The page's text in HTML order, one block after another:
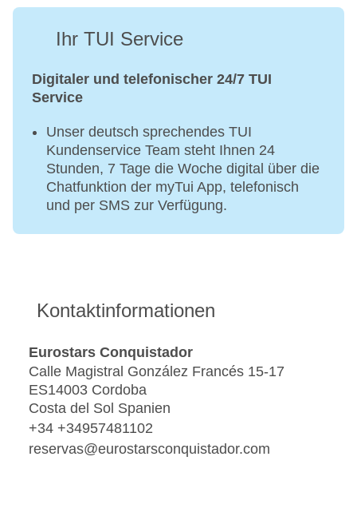
Ihr TUI Service
Digitaler und telefonischer 24/7 TUI
Service
Unser deutsch sprechendes TUI
Kundenservice Team steht Ihnen 24
Stunden, 7 Tage die Woche digital über die
Chatfunktion der myTui App, telefonisch
und per SMS zur Verfügung.
Kontaktinformationen
Eurostars Conquistador
Calle Magistral González Francés 15-17
ES14003 Cordoba
Costa del Sol Spanien
+34 +34957481102
reservas@eurostarsconquistador.com